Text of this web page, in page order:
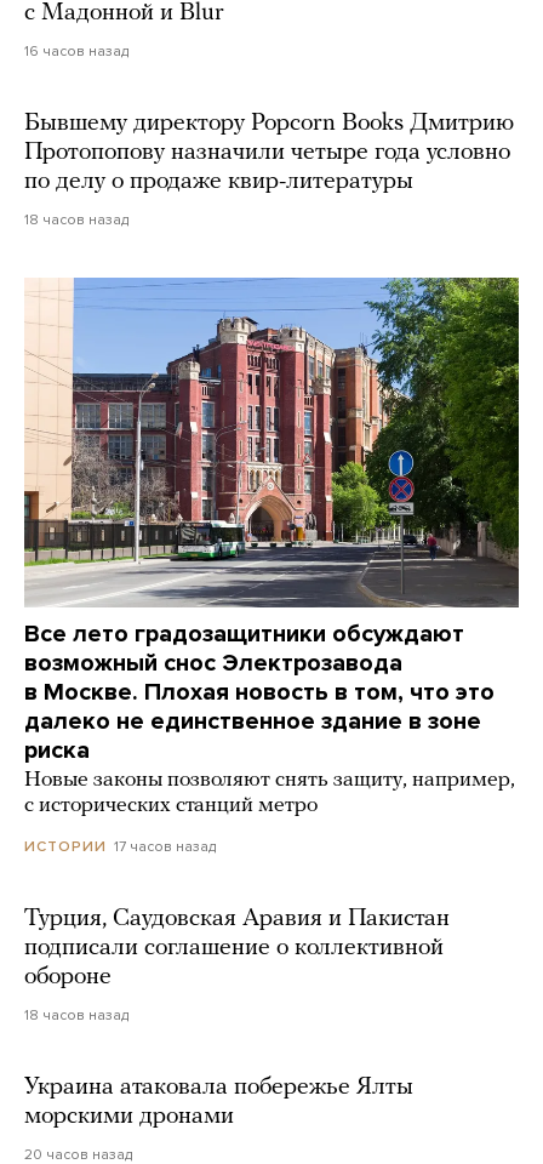
с Мадонной и Blur
16 часов назад
Бывшему директору Popcorn Books Дмитрию
Протопопову назначили четыре года условно
по делу о продаже квир-литературы
18 часов назад
Все лето градозащитники обсуждают
возможный снос Электрозавода
в Москве. Плохая новость в том, что это
далеко не единственное здание в зоне
риска
Новые законы позволяют снять защиту, например,
с исторических станций метро
ИСТОРИИ 17 часов назад
Турция, Саудовская Аравия и Пакистан
подписали соглашение о коллективной
обороне
18 часов назад
Украина атаковала побережье Ялты
морскими дронами
20 часов назад